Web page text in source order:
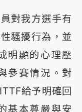
對我方選手有
騷擾行為，並
明顯的心理壓
參賽情況。對
給予明確回
基本尊嚴與安